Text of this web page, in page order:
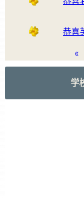
恭喜
«
学